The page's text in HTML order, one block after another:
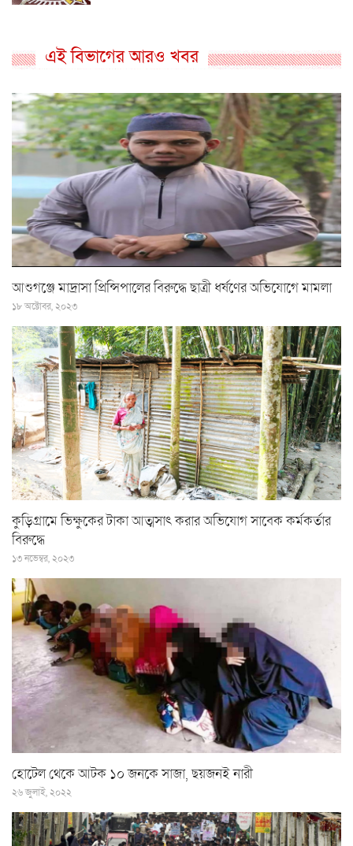
এই বিভাগের আরও খবর
আশুগঞ্জে মাদ্রাসা প্রিন্সিপালের বিরুদ্ধে ছাত্রী ধর্ষণের অভিযোগে মামলা
১৮ অক্টোবর, ২০২৩
কুড়িগ্রামে ভিক্ষুকের টাকা আত্মসাৎ করার অভিযোগ সাবেক কর্মকর্তার
বিরুদ্ধে
১৩ নভেম্বর, ২০২৩
হোটেল থেকে আটক ১০ জনকে সাজা, ছয়জনই নারী
২৬ জুলাই, ২০২২